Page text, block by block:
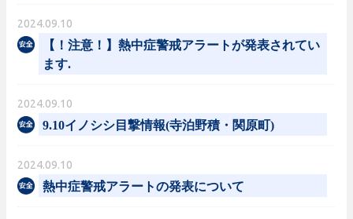
2024.09.10
【！注意！】熱中症警戒アラートが発表されてい
ます.
2024.09.10
9.10イノシシ目撃情報(寺泊野積・関原町)
2024.09.10
熱中症警戒アラートの発表について